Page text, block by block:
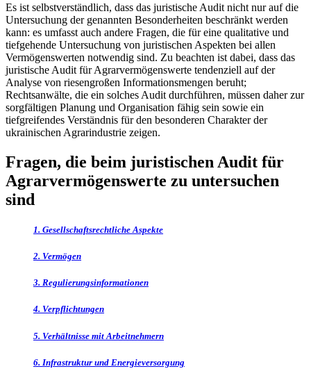
Es ist selbstverständlich, dass das juristische Audit nicht nur auf die
Untersuchung der genannten Besonderheiten beschränkt werden
kann: es umfasst auch andere Fragen, die für eine qualitative und
tiefgehende Untersuchung von juristischen Aspekten bei allen
Vermögenswerten notwendig sind. Zu beachten ist dabei, dass das
juristische Audit für Agrarvermögenswerte tendenziell auf der
Analyse von riesengroßen Informationsmengen beruht;
Rechtsanwälte, die ein solches Audit durchführen, müssen daher zur
sorgfältigen Planung und Organisation fähig sein sowie ein
tiefgreifendes Verständnis für den besonderen Charakter der
ukrainischen Agrarindustrie zeigen.
Fragen, die beim juristischen Audit für
Agrarvermögenswerte zu untersuchen
sind
1. Gesellschaftsrechtliche Aspekte
2. Vermögen
3. Regulierungsinformationen
4. Verpflichtungen
5. Verhältnisse mit Arbeitnehmern
6. Infrastruktur und Energieversorgung